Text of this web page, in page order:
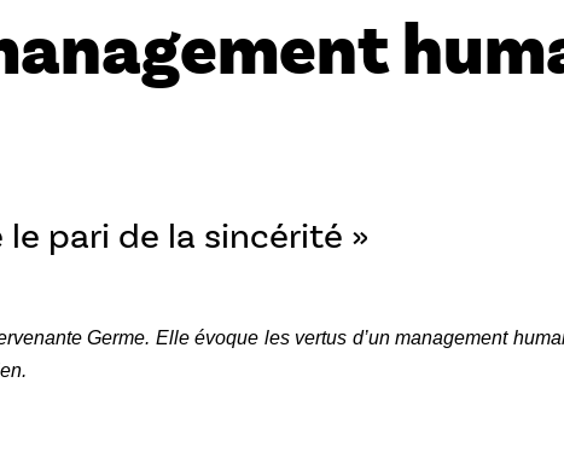
le pari de la sincérité »
Germe. Elle évoque les vertus d’un management